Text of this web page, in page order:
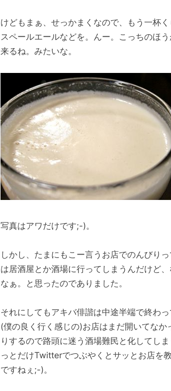
けどもまぁ、せっかまくなので、もう一杯
スペールエールなどを。んー。こっちのほ
来るね。みたいな。
写真はアワだけです;-)。
しかし、たまにもこー言うお店でのんびり
は居酒屋とか酒場に行ってしまうんだけど
なぁ。と思ったのでありました。
それにしてもアキバ俳諧は中途半端で終わ
(僕の良く行く感じの)お店はまだ開いてなか
りするので路頭に迷う酒場難民と化してし
っとだけTwitterでつぶやくとサッとお店を
ですねぇ;-)。